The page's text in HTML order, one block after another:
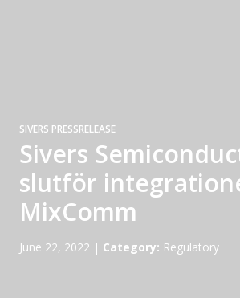
SIVERS PRESSRELEASE
Sivers
slutför
MixComm
June 22, 2022 | Category: Regulatory